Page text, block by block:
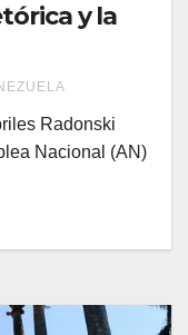
y la
Radonski
Nacional (AN)